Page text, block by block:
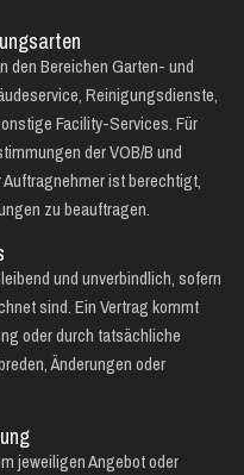
den Bereichen Garten- und
Reinigungsdienste,
Facility-Services. Für
der VOB/B und
ist berechtigt,
zu beauftragen.
und unverbindlich, sofern
sind. Ein Vertrag kommt
oder durch tatsächliche
Änderungen oder
jeweiligen Angebot oder